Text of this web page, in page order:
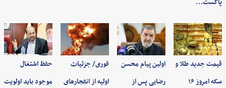
قیمت جدید طلا و
سکه امروز ۱۶
اولین پیام محسن
رضایی پس از
فوری/ جزئیات
اولیه از انفجارهای
حفظ اشتغال
موجود باید اولویت